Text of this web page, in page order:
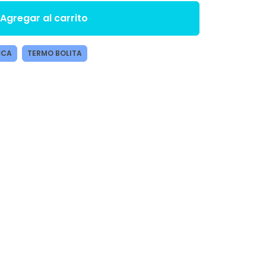
Agregar al carrito
TERMO BOLITA